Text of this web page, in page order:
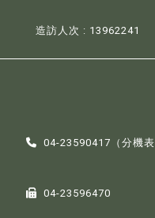
造訪人次 : 13962241
04-23590417（分機表
04-23596470